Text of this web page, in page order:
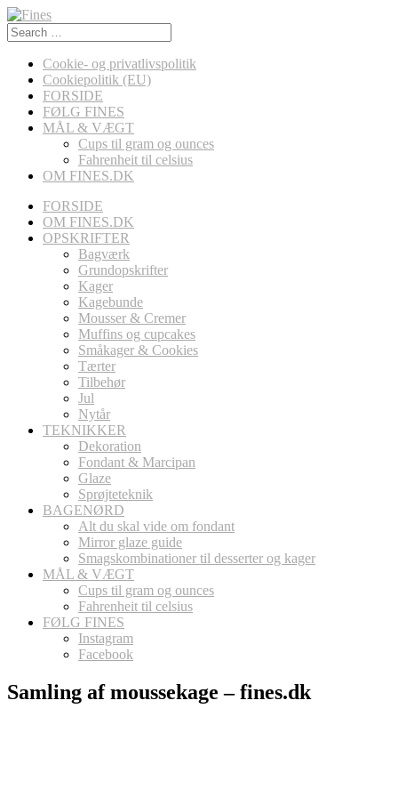
Search
for:
Cookie- og privatlivspolitik
Cookiepolitik (EU)
FORSIDE
FØLG FINES
MÅL & VÆGT
Cups til gram og ounces
Fahrenheit til celsius
OM FINES.DK
FORSIDE
OM FINES.DK
OPSKRIFTER
Bagværk
Grundopskrifter
Kager
Kagebunde
Mousser & Cremer
Muffins og cupcakes
Småkager & Cookies
Tærter
Tilbehør
Jul
Nytår
TEKNIKKER
Dekoration
Fondant & Marcipan
Glaze
Sprøjteteknik
BAGENØRD
Alt du skal vide om fondant
Mirror glaze guide
Smagskombinationer til desserter og kager
MÅL & VÆGT
Cups til gram og ounces
Fahrenheit til celsius
FØLG FINES
Instagram
Facebook
Samling af moussekage – fines.dk